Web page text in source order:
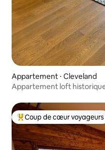
Appartement ⋅ Cleveland
Appartement loft
Coups de cœur voyageurs
Coup de cœur voyageurs